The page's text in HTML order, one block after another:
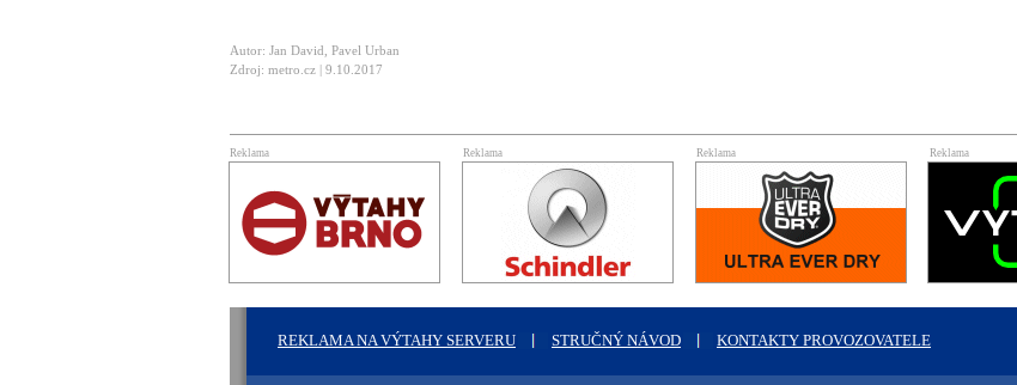
Autor: Jan David, Pavel Urban
Zdroj: metro.cz | 9.10.2017
Reklama Reklama Reklama Reklama
REKLAMA NA VÝTAHY SERVERU STRUČNÝ NÁVOD KONTAKTY PROVOZOVATELE